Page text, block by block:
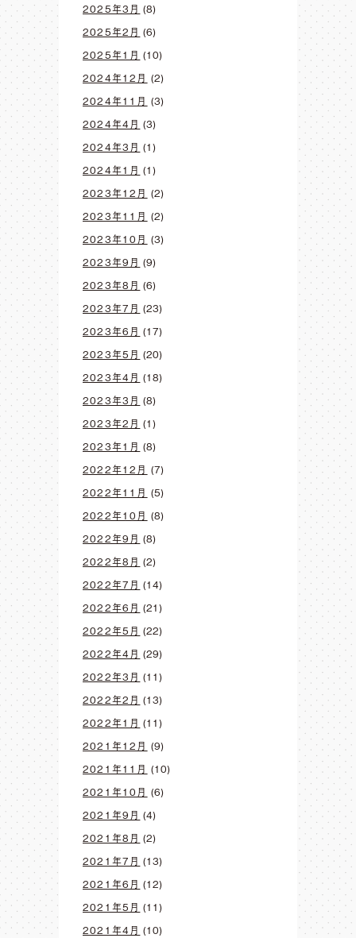
2025年3月 (8)
2025年2月 (6)
2025年1月 (10)
2024年12月 (2)
2024年11月 (3)
2024年4月 (3)
2024年3月 (1)
2024年1月 (1)
2023年12月 (2)
2023年11月 (2)
2023年10月 (3)
2023年9月 (9)
2023年8月 (6)
2023年7月 (23)
2023年6月 (17)
2023年5月 (20)
2023年4月 (18)
2023年3月 (8)
2023年2月 (1)
2023年1月 (8)
2022年12月 (7)
2022年11月 (5)
2022年10月 (8)
2022年9月 (8)
2022年8月 (2)
2022年7月 (14)
2022年6月 (21)
2022年5月 (22)
2022年4月 (29)
2022年3月 (11)
2022年2月 (13)
2022年1月 (11)
2021年12月 (9)
2021年11月 (10)
2021年10月 (6)
2021年9月 (4)
2021年8月 (2)
2021年7月 (13)
2021年6月 (12)
2021年5月 (11)
2021年4月 (10)